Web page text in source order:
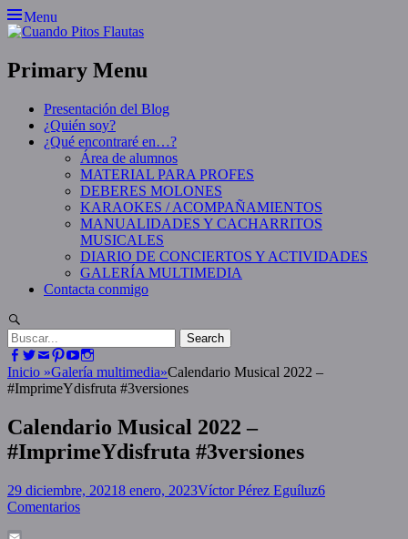
Skip
to
Menu
Primary Menu
Presentación del Blog
¿Quién soy?
¿Qué encontraré en…?
Área de alumnos
MATERIAL PARA PROFES
DEBERES MOLONES
KARAOKES / ACOMPAÑAMIENTOS
MANUALIDADES Y CACHARRITOS
MUSICALES
DIARIO DE CONCIERTOS Y ACTIVIDADES
GALERÍA MULTIMEDIA
Contacta conmigo
Search
for:Facebook
Twitter
EmailPinterest
YouTube
Inicio »Galería multimedia»Calendario Musical 2022 –
#ImprimeYdisfruta #3versiones
Calendario Musical 2022 –
#ImprimeYdisfruta #3versiones
Posted
on
29 diciembre, 20218 enero, 2023Author
Víctor Pérez Eguíluz6
Comentarios